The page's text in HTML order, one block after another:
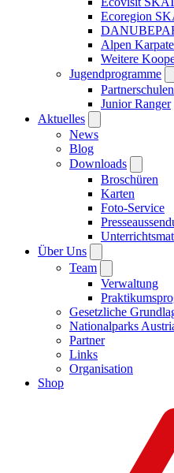
Ecoregion
Alpen
Weitere
Jugendprogramme
Partnerschulen
Junior Ranger
Aktuelles
News
Blog
Downloads
Broschüren
Karten
Foto-Service
Über Uns
Team
Verwaltung
Gesetzliche
Nationalparks
Partner
Links
Organisation
Shop